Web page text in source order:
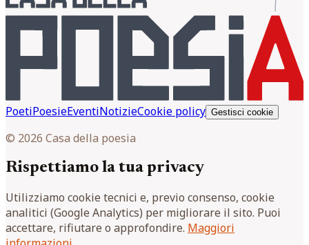
PoetiPoesieEventiNotizieCookie policy Gestisci cookie
© 2026 Casa della poesia
Rispettiamo la tua privacy
Utilizziamo cookie tecnici e, previo consenso, cookie
analitici (Google Analytics) per migliorare il sito. Puoi
accettare, rifiutare o approfondire. Maggiori